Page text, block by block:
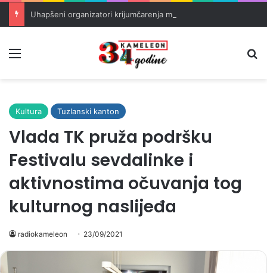
Kultura Tuzlanski kanton
Vlada TK pruža podršku
Festivalu sevdalinke i
aktivnostima očuvanja tog
kulturnog naslijeđa
radiokameleon 23/09/2021